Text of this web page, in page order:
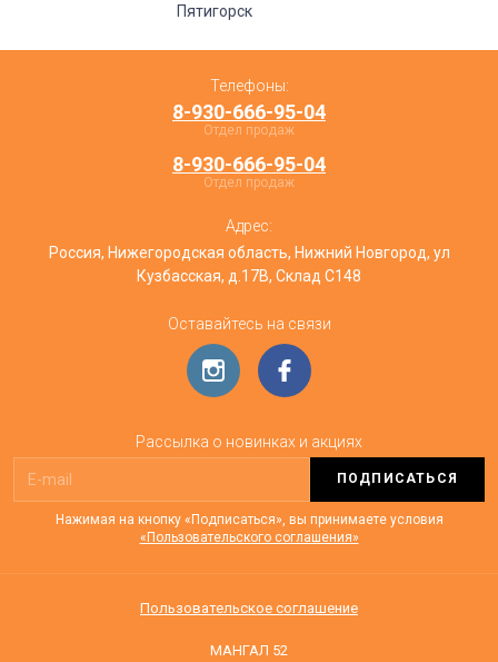
Пятигорск
Телефоны:
8-930-666-95-04
Отдел продаж
8-930-666-95-04
Отдел продаж
Адрес:
Россия, Нижегородская область, Нижний Новгород, ул
Кузбасская, д.17В, Склад С148
Оставайтесь на связи
Рассылка о новинках и акциях
ПОДПИСАТЬСЯ
Нажимая на кнопку «Подписаться», вы принимаете условия
«Пользовательского соглашения»
Пользовательское соглашение
МАНГАЛ 52